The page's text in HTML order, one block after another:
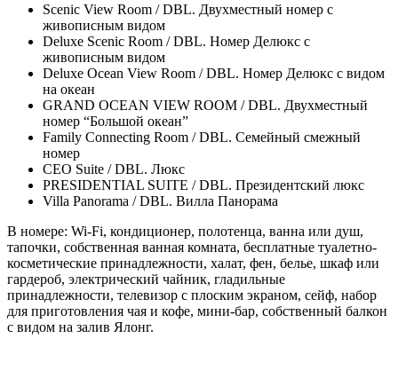
Scenic View Room / DBL. Двухместный номер с
живописным видом
Deluxe Scenic Room / DBL. Номер Делюкс с
живописным видом
Deluxe Ocean View Room / DBL. Номер Делюкс с видом
на океан
GRAND OCEAN VIEW ROOM / DBL. Двухместный
номер “Большой океан”
Family Connecting Room / DBL. Семейный смежный
номер
CEO Suite / DBL. Люкс
PRESIDENTIAL SUITE / DBL. Президентский люкс
Villa Panorama / DBL. Вилла Панорама
В номере: Wi-Fi, кондиционер, полотенца, ванна или душ,
тапочки, собственная ванная комната, бесплатные туалетно-
косметические принадлежности, халат, фен, белье, шкаф или
гардероб, электрический чайник, гладильные
принадлежности, телевизор с плоским экраном, сейф, набор
для приготовления чая и кофе, мини-бар, собственный балкон
с видом на залив Ялонг.